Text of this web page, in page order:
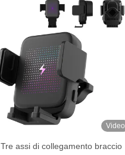
Video
Tre assi di collegamento braccio